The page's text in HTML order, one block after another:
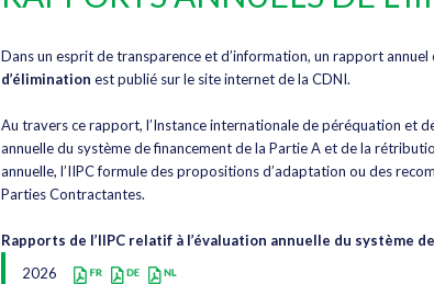
Dans un esprit de transparence et d’information, un rapport annuel
d’élimination est publié sur le site internet de la CDNI.
Au travers ce rapport, l’Instance internationale de péréquation et
annuelle du système de financement de la Partie A et de la
annuelle, l’IIPC formule des propositions d’adaptation ou des
Parties Contractantes.
Rapports de l’IIPC relatif à l’évaluation annuelle du système
2026